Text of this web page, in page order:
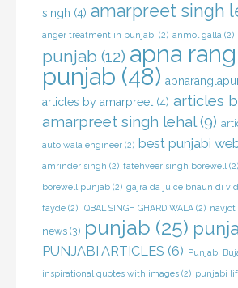
singh (4) amarpreet singh
anger treatment in punjabi (2) anmol galla (2)
punjab (12) apna
punjab (48)
articles by amarpreet (4) articles
amarpreet singh lehal(9)
auto wala engineer (2) best punjabi
amrinder singh (2) fatehveer singh borewell (2)
borewell punjab (2) gajra da juice bnaun di
fayde (2) IQBAL SINGH GHARDIWALA (2) navjot
news (3) punjab (25)
PUNJABI ARTICLES (6) Punjabi
inspirational quotes with images (2) punjabi